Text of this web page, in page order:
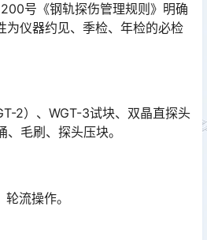
号《钢轨探伤管理规则》明确
为仪器约见、季检、年检的必检
2）、WGT-3试块、双晶直探头
、毛刷、探头压块。
流操作。